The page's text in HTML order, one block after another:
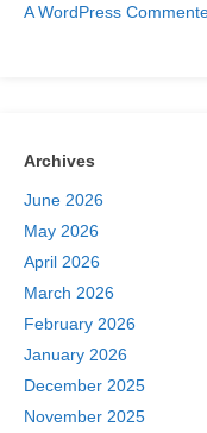
A WordPress
Archives
June 2026
May 2026
April 2026
March 2026
February 2026
January 2026
December 2025
November 2025